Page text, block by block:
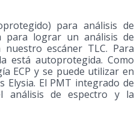
para análisis de
para lograr un análisis de
escáner TLC. Para
está autoprotegida. Como
ECP y se puede utilizar en
El PMT integrado de
análisis de espectro y la